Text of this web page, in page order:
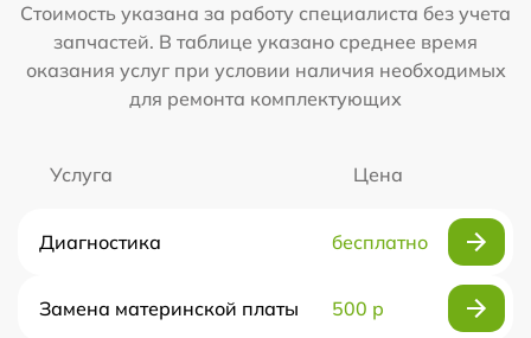
Стоимость указана за работу специалиста без учета
запчастей. В таблице указано среднее время
оказания услуг при условии наличия необходимых
для ремонта комплектующих
Услуга Цена
Диагностика бесплатно
Замена материнской платы 500 р